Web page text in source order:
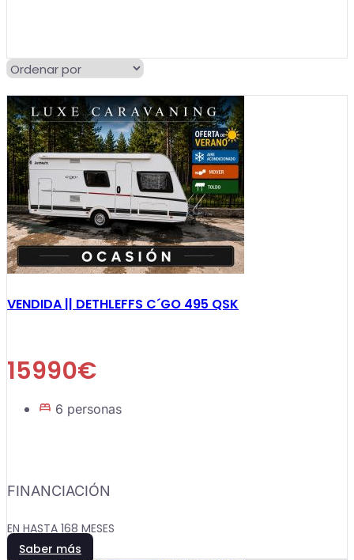
VENDIDA || DETHLEFFS C´GO 495 QSK
15990€
6 personas
FINANCIACIÓN
EN HASTA 168 MESES
Saber más